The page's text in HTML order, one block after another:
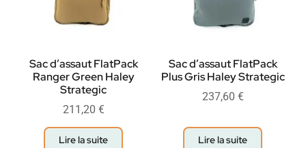
Sac d’assaut FlatPack
Ranger Green Haley
Strategic
211,20 €
Lire la suite
Sac d’assaut FlatPack
Plus Gris Haley Strategic
237,60 €
Lire la suite